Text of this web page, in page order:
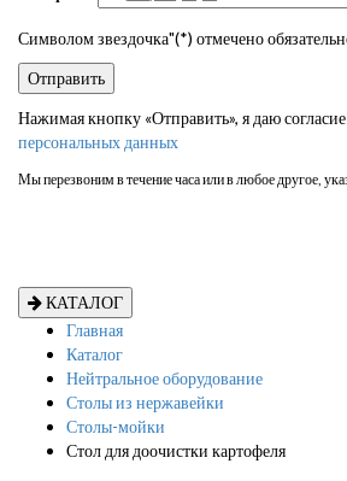
Символом звездочка"(*) отмечено
Нажимая кнопку «Отправить», я даю
персональных данных
Мы перезвоним в течение часа или в любое другое,
КАТАЛОГ
Главная
Каталог
Нейтральное оборудование
Столы из нержавейки
Столы-мойки
Стол для доочистки картофеля